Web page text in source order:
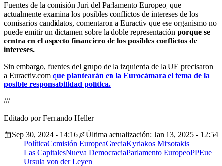
Fuentes de la comisión Juri del Parlamento Europeo, que
actualmente examina los posibles conflictos de intereses de los
comisarios candidatos, comentaron a Euractiv que ese organismo no
puede emitir un dictamen sobre la doble representación porque se
centra en el aspecto financiero de los posibles conflictos de
intereses.
Sin embargo, fuentes del grupo de la izquierda de la UE precisaron
a Euractiv.com que plantearán en la Eurocámara el tema de la
posible responsabilidad política.
///
Editado por Fernando Heller
Sep 30, 2024 - 14:16
Última actualización: Jan 13, 2025 - 12:54
PolíticaComisión EuropeaGreciaKyriakos Mitsotakis
Las CapitalesNueva DemocraciaParlamento EuropeoPPEue
Ursula von der Leyen